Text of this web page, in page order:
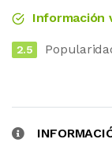
Información
2.5